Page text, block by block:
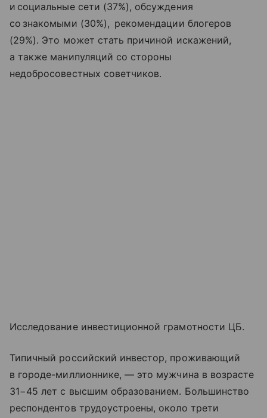
и социальные сети (37%), обсуждения
со знакомыми (30%), рекомендации блогеров
(29%). Это может стать причиной искажений,
а также манипуляций со стороны
недобросовестных советчиков.
Исследование инвестиционной грамотности ЦБ.
Типичный российский инвестор, проживающий
в городе-миллионнике, — это мужчина в возрасте
31−45 лет с высшим образованием. Большинство
респондентов трудоустроены, около трети